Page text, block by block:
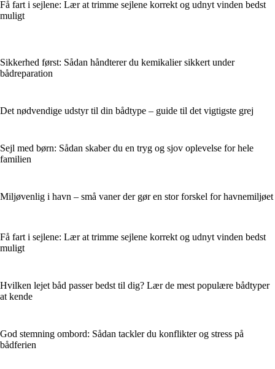
Få fart i sejlene: Lær at trimme sejlene korrekt og udnyt vinden bedst
muligt
Sikkerhed først: Sådan håndterer du kemikalier sikkert under
bådreparation
Det nødvendige udstyr til din bådtype – guide til det vigtigste grej
Sejl med børn: Sådan skaber du en tryg og sjov oplevelse for hele
familien
Miljøvenlig i havn – små vaner der gør en stor forskel for havnemiljøet
Få fart i sejlene: Lær at trimme sejlene korrekt og udnyt vinden bedst
muligt
Hvilken lejet båd passer bedst til dig? Lær de mest populære bådtyper
at kende
God stemning ombord: Sådan tackler du konflikter og stress på
bådferien